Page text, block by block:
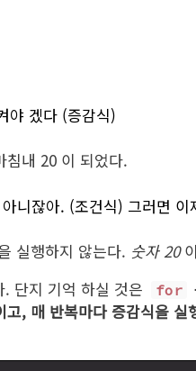
야 겠다 (증감식)
침내 20 이 되었다.
니잖아. (조건식) 그러면
실행하지 않는다. 숫자 20
단지 기억 하실 것은 for
, 매 반복마다 증감식을 실